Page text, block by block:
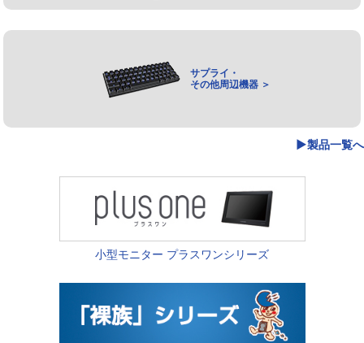
サプライ・
その他周辺機器 ＞
▶製品一覧へ
小型モニター プラスワンシリーズ